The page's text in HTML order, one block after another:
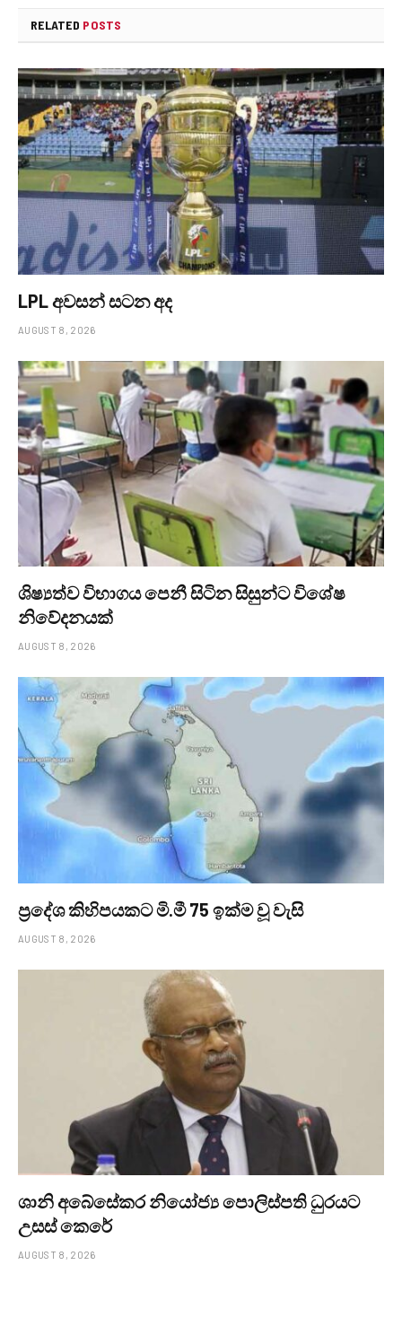
RELATED POSTS
LPL අවසන් සටන අද
AUGUST 8, 2026
ශිෂ්‍යත්ව විභාගය පෙනී සිටින සිසුන්ට විශේෂ
නිවේදනයක්
AUGUST 8, 2026
ප්‍රදේශ කිහිපයකට මි.මී 75 ඉක්ම වූ වැසි
AUGUST 8, 2026
ශානි අබේසේකර නියෝජ්‍ය පොලිස්පති ධුරයට
උසස් කෙරේ
AUGUST 8, 2026